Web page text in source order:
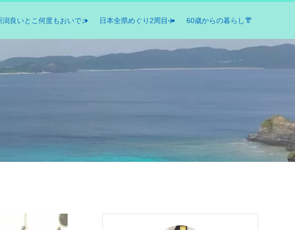
潟良いとこ何度もおいで♫ 日本全県めぐり2周目✈️ 60歳からの暮らし👘